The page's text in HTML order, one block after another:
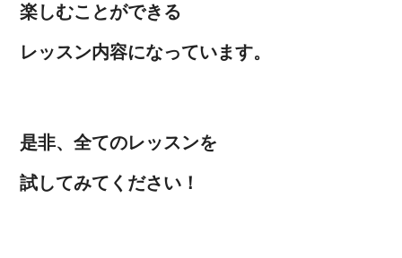
楽しむことができる
レッスン内容になっています。
是非、全てのレッスンを
試してみてください！